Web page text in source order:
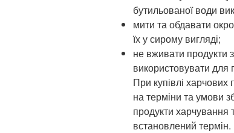
бутильованої води
мити та обдавати
їх у сирому вигляді;
не вживати продукти
використовувати для
При купівлі харчових
на терміни та умови
продукти харчування
встановлений термін.